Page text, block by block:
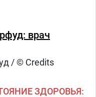
врач
/ © Credits
ЗДОРОВЬЯ